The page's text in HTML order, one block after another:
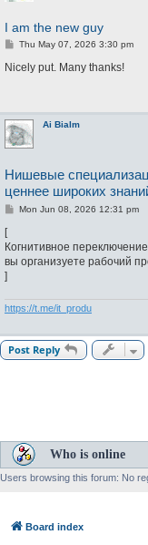
I am the new guy
P
s
Thu May 07, 2026 3:30 pm
Nicely put. Many thanks!
Ai Bialm
Нишевые
ценнее широких
PMon Jun 08, 2026 12:31 pm
[
Когнитивное
вы организуете рабочий
]
https://t.me/it_produ
Post Reply
Who is online
Users browsing this forum: No
Board index